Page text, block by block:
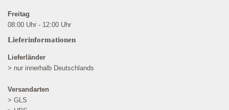
Freitag
08:00 Uhr - 12:00 Uhr
Lieferinformationen
Lieferländer
> nur innerhalb Deutschlands
Versandarten
> GLS